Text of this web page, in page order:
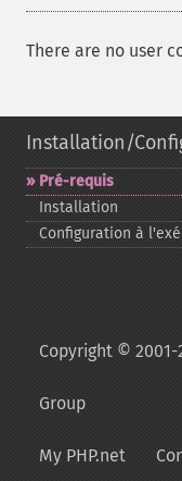
There are no user
Installation/
Pré-​requis
Installation
Configuration à
Copyright © 2001-
Group
My PHP.net